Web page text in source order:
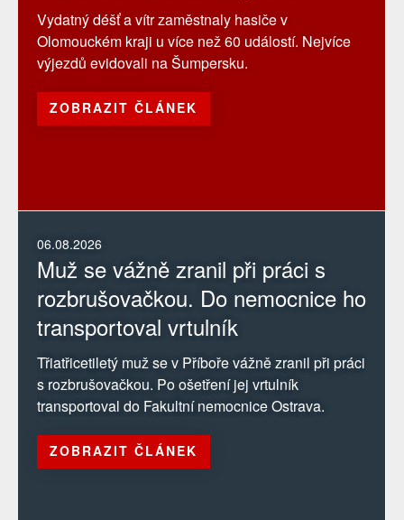
06.08.2026
Muž se vážně zranil při práci s
rozbrušovačkou. Do nemocnice ho
transportoval vrtulník
Třiatřicetiletý muž se v Příboře vážně zranil při práci
s rozbrušovačkou. Po ošetření jej vrtulník
transportoval do Fakultní nemocnice Ostrava.
ZOBRAZIT ČLÁNEK
Vydatný déšť a vítr zaměstnaly hasiče v
Olomouckém kraji u více než 60 událostí. Nejvíce
výjezdů evidovali na Šumpersku.
ZOBRAZIT ČLÁNEK